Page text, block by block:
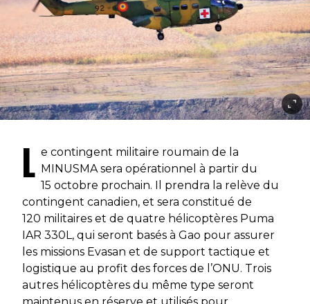
L e contingent militaire roumain de la
MINUSMA sera opérationnel à partir du
15 octobre prochain. Il prendra la relève du
contingent canadien, et sera constitué de
120 militaires et de quatre hélicoptères Puma
IAR 330L, qui seront basés à Gao pour assurer
les missions Evasan et de support tactique et
logistique au profit des forces de l’ONU. Trois
autres hélicoptères du même type seront